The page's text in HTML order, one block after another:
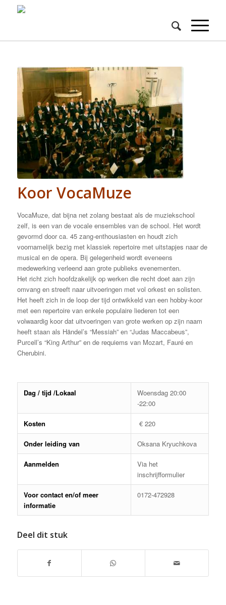
Koor VocaMuze
VocaMuze, dat bijna net zolang bestaat als de muziekschool
zelf, is een van de vocale ensembles van de school. Het wordt
gevormd door ca. 45 zang-enthousiasten en houdt zich
voornamelijk bezig met klassiek repertoire met uitstapjes naar de
musical en de opera. Bij gelegenheid wordt eveneens
medewerking verleend aan grote publieks evenementen.
Het richt zich hoofdzakelijk op werken die recht doet aan zijn
omvang en streeft naar uitvoeringen met vol orkest en solisten.
Het heeft zich in de loop der tijd ontwikkeld van een hobby-koor
met een repertoire van enkele populaire liederen tot een
volwaardig koor dat uitvoeringen van grote werken op zijn naam
heeft staan als Händel’s “Messiah” en “Judas Maccabeus”,
Purcell’s “King Arthur” en de requiems van Mozart, Fauré en
Cherubini.
Dag / tijd /Lokaal
Woensdag 20:00
-22:00
Kosten € 220
Onder leiding van Oksana Kryuchkova
Aanmelden
Via het
inschrijfformulier
Voor contact en/of meer
informatie
0172-472928
Deel dit stuk